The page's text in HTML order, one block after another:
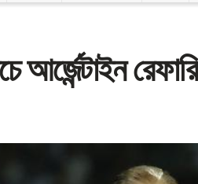
আর্জেন্টাইন রেফারি